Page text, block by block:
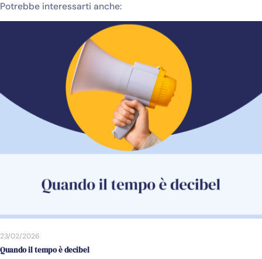
Potrebbe interessarti anche:
23/02/2026
Quando il tempo è decibel